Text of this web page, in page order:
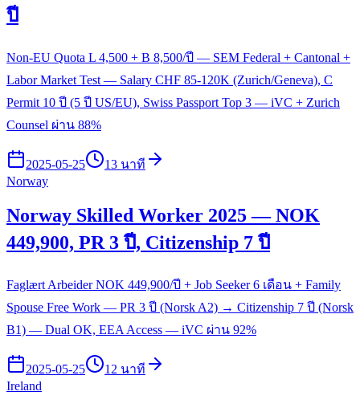
ปี
Non-EU Quota L 4,500 + B 8,500/ปี — SEM Federal + Cantonal +
Labor Market Test — Salary CHF 85-120K (Zurich/Geneva), C
Permit 10 ปี (5 ปี US/EU), Swiss Passport Top 3 — iVC + Zurich
Counsel ผ่าน 88%
2025-05-25
13 นาที
Norway
Norway Skilled Worker 2025 — NOK
449,900, PR 3 ปี, Citizenship 7 ปี
Faglært Arbeider NOK 449,900/ปี + Job Seeker 6 เดือน + Family
Spouse Free Work — PR 3 ปี (Norsk A2) → Citizenship 7 ปี (Norsk
B1) — Dual OK, EEA Access — iVC ผ่าน 92%
2025-05-25
12 นาที
Ireland